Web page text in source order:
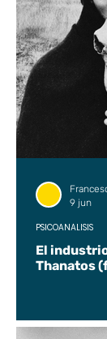
El
Thanatos
PSICOANÁLISIS
9 jun